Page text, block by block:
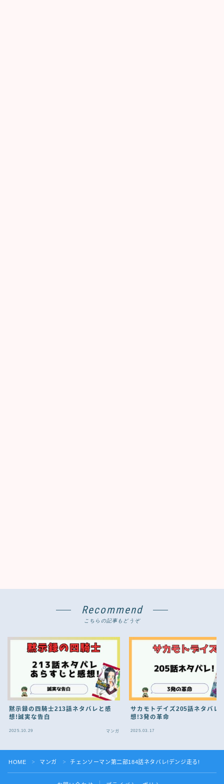
Recommend
こちらの記事もどうぞ
黙示録の四騎士213話ネタバレと感
想!誠実な告白
2025.10.29 マンガ
サカモトデイズ205話ネタバレ
想!3発の革命
2025.03.17
HOME ＞ マンガ ＞ チェンソーマン第二部184話ネタバレ!デンジ走る!